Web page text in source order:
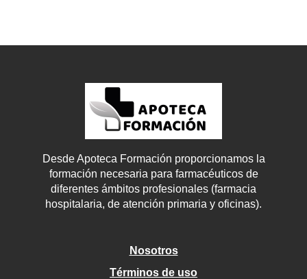
Desde Apoteca Formación proporcionamos la
formación necesaria para farmacéuticos de
diferentes ámbitos profesionales (farmacia
hospitalaria, de atención primaria y oficinas).
Nosotros
Términos de uso